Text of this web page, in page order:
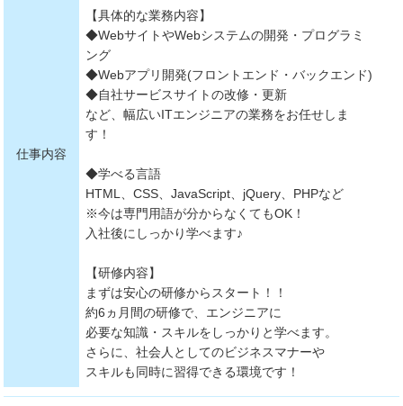
仕事内容
【具体的な業務内容】
◆WebサイトやWebシステムの開発・プログラミ
ング
◆Webアプリ開発(フロントエンド・バックエンド)
◆自社サービスサイトの改修・更新
など、幅広いITエンジニアの業務をお任せしま
す！
◆学べる言語
HTML、CSS、JavaScript、jQuery、PHPなど
※今は専門用語が分からなくてもOK！
入社後にしっかり学べます♪
【研修内容】
まずは安心の研修からスタート！！
約6ヵ月間の研修で、エンジニアに
必要な知識・スキルをしっかりと学べます。
さらに、社会人としてのビジネスマナーや
スキルも同時に習得できる環境です！